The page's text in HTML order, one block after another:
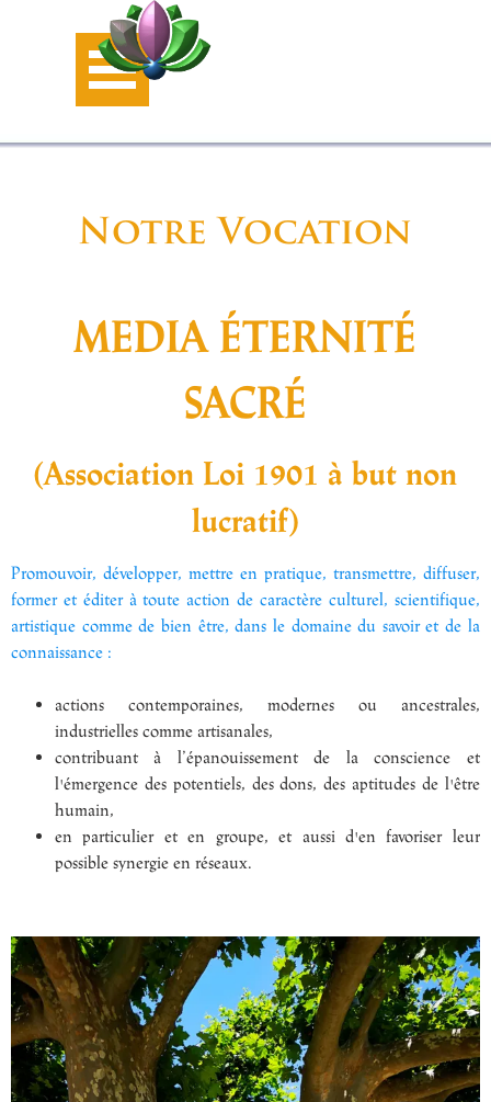
Sauter le menu
Notre Vocation
MEDIA ÉTERNITÉ
SACRÉ
(Association Loi 1901 à but non
lucratif)
Promouvoir, développer, mettre en pratique, transmettre, diffuser,
former et éditer à toute action de caractère culturel, scientifique,
artistique comme de bien être, dans le domaine du savoir et de la
connaissance :
actions contemporaines, modernes ou ancestrales,
industrielles comme artisanales,
contribuant à l’épanouissement de la conscience et
l'émergence des potentiels, des dons, des aptitudes de l'être
humain,
en particulier et en groupe, et aussi d'en favoriser leur
possible synergie en réseaux.